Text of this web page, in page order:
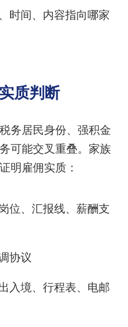
时间、内容指向哪家
质判断
务居民身份、强积金
可能交叉重叠。家族
明雇佣实质：
位、汇报线、薪酬支
协议
入境、行程表、电邮